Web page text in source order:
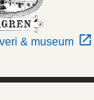
& museum